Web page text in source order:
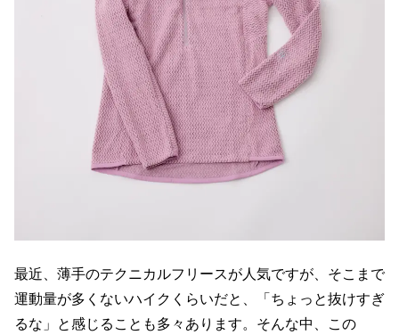
最近、薄手のテクニカルフリースが人気ですが、そこまで
運動量が多くないハイクくらいだと、「ちょっと抜けすぎ
るな」と感じることも多々あります。そんな中、この